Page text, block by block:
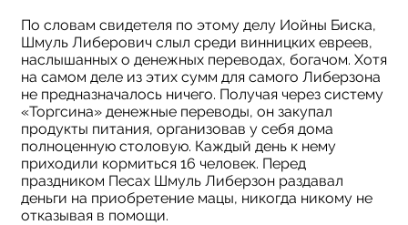
По словам свидетеля по этому делу Иойны Биска,
Шмуль Либерович слыл среди винницких евреев,
наслышанных о денежных переводах, богачом. Хотя
на самом деле из этих сумм для самого Либерзона
не предназначалось ничего. Получая через систему
«Торгсина» денежные переводы, он закупал
продукты питания, организовав у себя дома
полноценную столовую. Каждый день к нему
приходили кормиться 16 человек. Перед
праздником Песах Шмуль Либерзон раздавал
деньги на приобретение мацы, никогда никому не
отказывая в помощи.